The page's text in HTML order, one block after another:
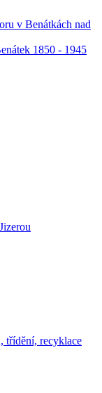
v Benátkách nad
1850 - 1945
třídění, recyklace